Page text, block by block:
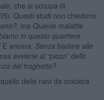
, che si occupa di
Questi studi non chiedono
, ma Quante malattie
in questo quartiere
E ancora: Senza badare alle
avviene al “picco” dello
del traghetto?
delle navi da crociera